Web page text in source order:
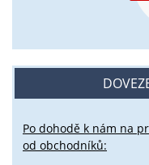
Po dohodě k nám na
od obchodníků: